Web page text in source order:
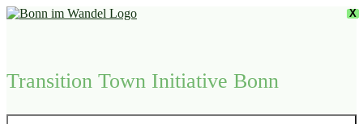
Zum
Transition Town Initiative Bonn
X